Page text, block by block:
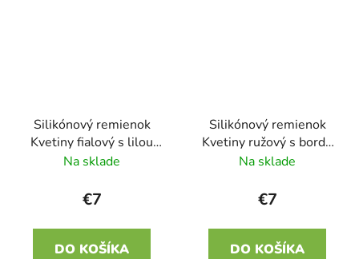
Silikónový remienok
Kvetiny fialový s lilou
22mm
Na sklade
€7
DO KOŠÍKA
Silikónový remienok
Kvetiny ružový s bordó
22mm
Na sklade
€7
DO KOŠÍKA